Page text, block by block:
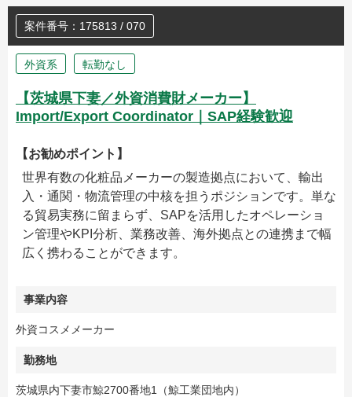
案件番号：175813 / 070
外資系 転勤なし
【茨城県下妻／外資消費財メーカー】
Import/Export Coordinator｜SAP経験歓迎
【お勧めポイント】
世界有数の化粧品メーカーの製造拠点において、輸出
入・通関・物流管理の中核を担うポジションです。単な
る貿易実務に留まらず、SAPを活用したオペレーショ
ン管理やKPI分析、業務改善、海外拠点との連携まで幅
広く携わることができます。
事業内容
外資コスメメーカー
勤務地
茨城県内下妻市鯨2700番地1（鯨工業団地内）